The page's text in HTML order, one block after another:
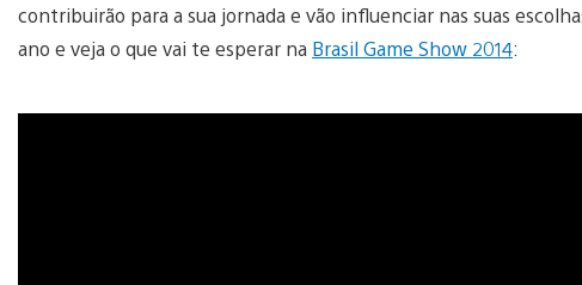
contribuirão para a sua jornada e vão influenciar nas suas
ano e veja o que vai te esperar na Brasil Game Show 2014: